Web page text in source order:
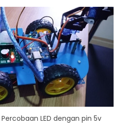
LED dengan pin 5v